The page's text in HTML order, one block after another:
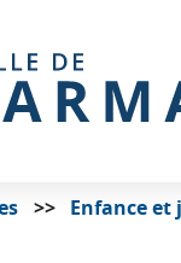
Enfance et